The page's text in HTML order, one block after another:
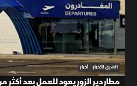
الشرق للأخبار أخبار
مطار دير الزور يعود للعمل بعد أكثر